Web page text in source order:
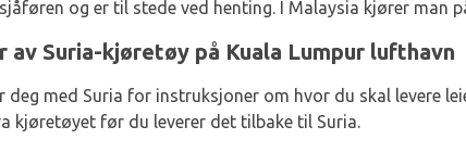
og er til stede ved henting. I Malaysia kjører man
av Suria-kjøretøy på Kuala Lumpur lufthavn
deg med Suria for instruksjoner om hvor du skal levere
kjøretøyet før du leverer det tilbake til Suria.